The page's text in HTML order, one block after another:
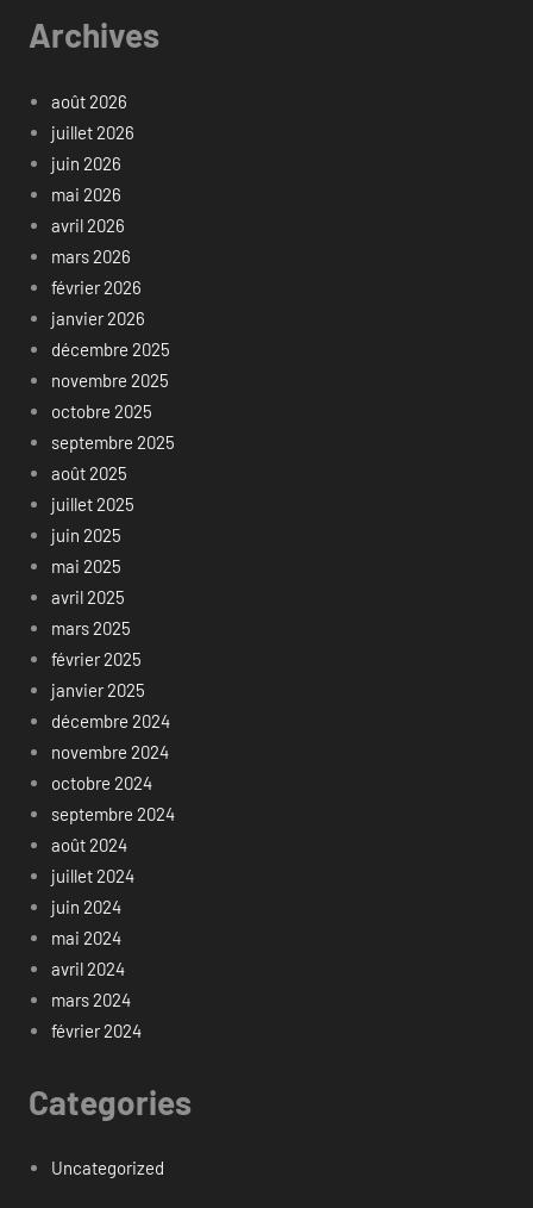
Archives
août 2026
juillet 2026
juin 2026
mai 2026
avril 2026
mars 2026
février 2026
janvier 2026
décembre 2025
novembre 2025
octobre 2025
septembre 2025
août 2025
juillet 2025
juin 2025
mai 2025
avril 2025
mars 2025
février 2025
janvier 2025
décembre 2024
novembre 2024
octobre 2024
septembre 2024
août 2024
juillet 2024
juin 2024
mai 2024
avril 2024
mars 2024
février 2024
Categories
Uncategorized